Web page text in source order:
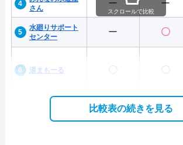
さん
ー ー
水廻りサポート
センター
ー 〇
湯まもーる 〇 〇
スクロールで比較
比較表の続きを見る